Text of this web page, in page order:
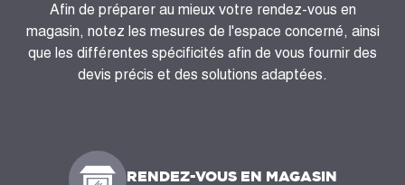
Afin de préparer au mieux votre rendez-vous en
magasin, notez les mesures de l'espace concerné, ainsi
que les différentes spécificités afin de vous fournir des
devis précis et des solutions adaptées.
RENDEZ-VOUS EN MAGASIN